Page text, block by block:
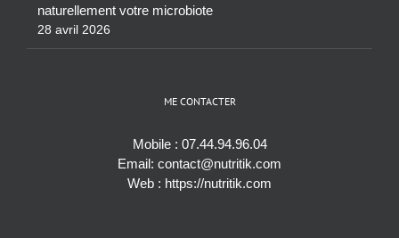
naturellement votre microbiote
28 avril 2026
ME CONTACTER
Mobile : 07.44.94.96.04
Email: contact@nutritik.com
Web : https://nutritik.com